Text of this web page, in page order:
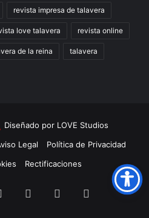
revista impresa de talavera
love talavera revista online
de la reina talavera
Diseñado por LOVE Studios
Legal
Política de Privacidad
Rectificaciones
LinkedInInstagramTikTok